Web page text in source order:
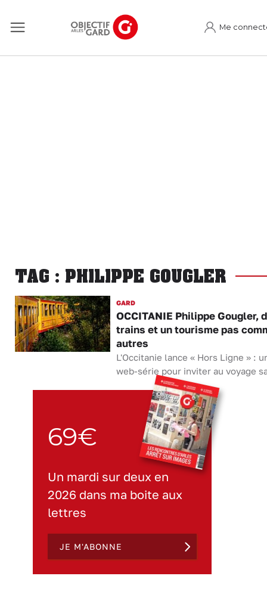
Me
TAG : PHILIPPE GOUGLER
GARD
OCCITANIE Philippe Gougler,
trains et un tourisme pas
autres
L'Occitanie lance « Hors Ligne » :
web-série pour inviter au voyage
69€
Un mardi sur deux en
2026 dans ma boite aux
lettres
JE M'ABONNE